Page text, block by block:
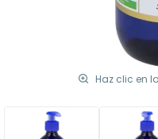
Haz clic en